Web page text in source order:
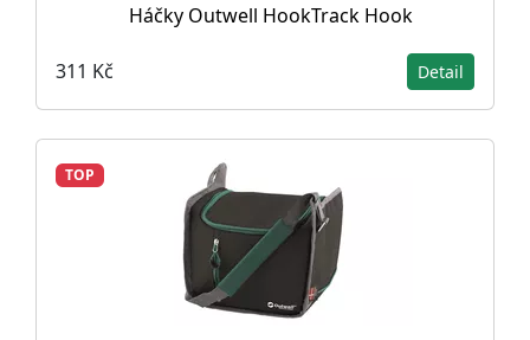
Háčky Outwell HookTrack Hook
311 Kč Detail
TOP